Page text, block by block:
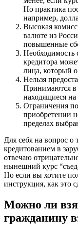
Но практика
например,
Высокая
валюте из
повышенные
Необходимость
кредитора
лица, который
Нельзя
Принимаются в
находящиеся
Ограничения
приобретении
пределах
Для себя на вопрос о
кредитованием в
отвечаю
нынешний курс
Но если вы хотите
инструкция, как это
Можно ли
гражданину